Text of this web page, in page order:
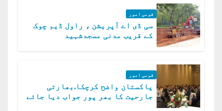
قومی امور
سی ڈی اے آپریشن ، راول ڈیم چوک
کے قریب مدنی مسجدشہید
قومی امور
پاکستان واضح کرچکا.بھارتی
جارحیت کا بھر پور جواب دیا جائے